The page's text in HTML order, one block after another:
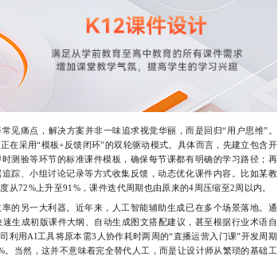
痛点，解决方案并非一味追求视觉华丽，而是回归“用户思维”。
在采用“模板+反馈闭环”的双轮驱动模式。具体而言，先建立包含开
测验等环节的标准课件模板，确保每节课都有明确的学习路径；再
踪、小组讨论记录等方式收集反馈，动态优化课件内容。比如某教
从72%上升至91%，课件迭代周期也由原来的4周压缩至2周以内。
另一大利器。近年来，人工智能辅助生成已在多个场景落地。通
生成初版课件大纲、自动生成图文搭配建议，甚至根据行业术语自
利用AI工具将原本需3人协作耗时两周的“直播运营入门课”开发周期
。当然，这并不意味着完全替代人工，而是让设计师从繁琐的基础工